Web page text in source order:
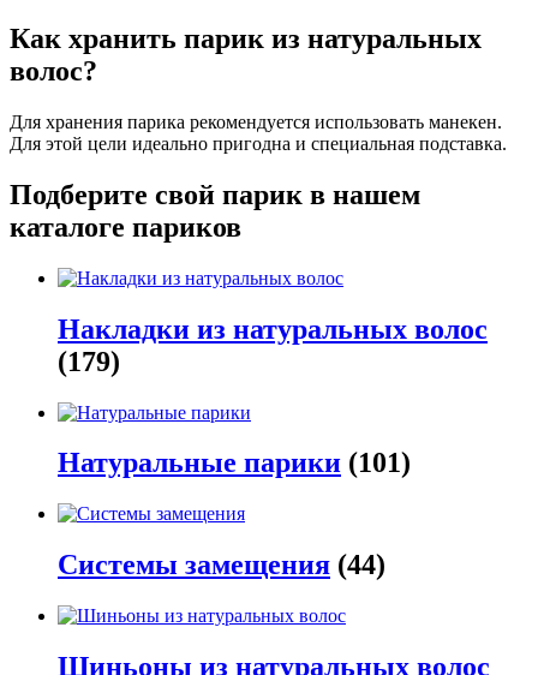
Как хранить парик из натуральных
волос?
Для хранения парика рекомендуется использовать манекен.
Для этой цели идеально пригодна и специальная подставка.
Подберите свой парик в нашем
каталоге париков
Накладки из натуральных волос
(179)
Натуральные парики (101)
Системы замещения (44)
Шиньоны из натуральных волос